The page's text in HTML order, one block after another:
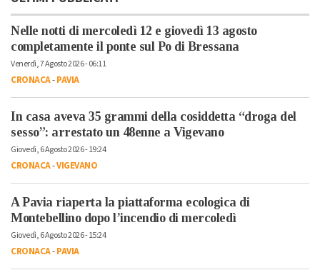
Nelle notti di mercoledì 12 e giovedì 13 agosto
completamente il ponte sul Po di Bressana
Venerdì, 7 Agosto 2026 - 06:11
CRONACA-PAVIA
In casa aveva 35 grammi della cosiddetta “droga del
sesso”: arrestato un 48enne a Vigevano
Giovedì, 6 Agosto 2026 - 19:24
CRONACA-VIGEVANO
A Pavia riaperta la piattaforma ecologica di
Montebellino dopo l’incendio di mercoledì
Giovedì, 6 Agosto 2026 - 15:24
CRONACA-PAVIA